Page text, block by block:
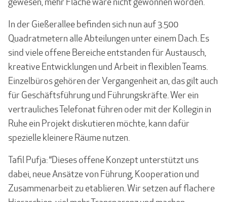
In der Gießerallee befinden sich nun auf 3.500
Quadratmetern alle Abteilungen unter einem Dach. Es
sind viele offene Bereiche entstanden für Austausch,
kreative Entwicklungen und Arbeit in flexiblen Teams.
Einzelbüros gehören der Vergangenheit an, das gilt auch
für Geschäftsführung und Führungskräfte. Wer ein
vertrauliches Telefonat führen oder mit der Kollegin in
Ruhe ein Projekt diskutieren möchte, kann dafür
spezielle kleinere Räume nutzen.
Tafil Pufja: “Dieses offene Konzept unterstützt uns
dabei, neue Ansätze von Führung, Kooperation und
Zusammenarbeit zu etablieren. Wir setzen auf flachere